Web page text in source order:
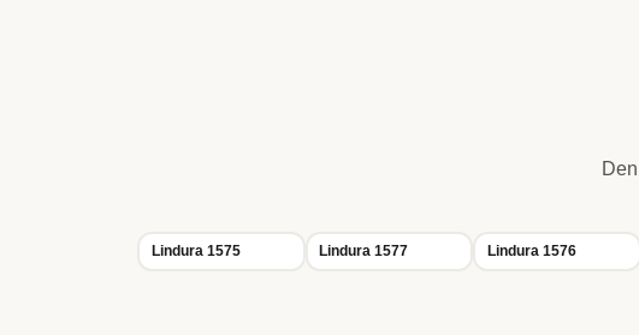
Lindura 1575 Lindura 1577 Lindura 1576